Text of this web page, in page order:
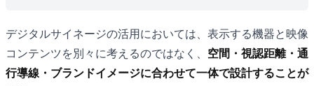
デジタルサイネージの活用においては、表示する機器と映像
コンテンツを別々に考えるのではなく、 空間・視認距離・通
行導線・ブランドイメージに合わせて一体で設計することが